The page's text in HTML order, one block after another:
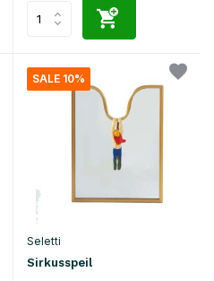
SALE 10%
Seletti
Sirkusspeil